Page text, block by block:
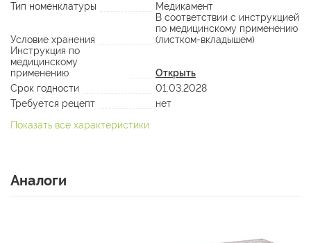
Тип номенклатуры
Медикамент
Условие хранения
В соответствии с инструкцией
по медицинскому применению
(листком-вкладышем)
Инструкция по
медицинскому
применению
Открыть
Срок годности
01.03.2028
Требуется рецепт
нет
Показать все характеристики
Аналоги